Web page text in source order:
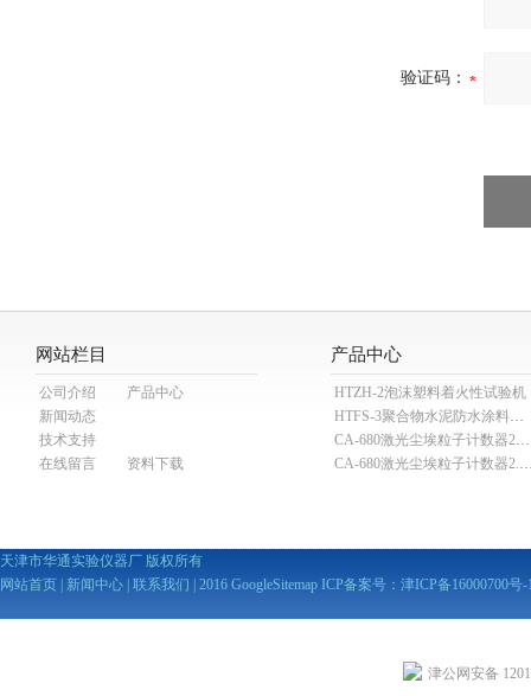
验证码：
网站栏目
公司介绍
产品中心
新闻动态
技术支持
在线留言
资料下载
产品中心
HTZH-2泡沫塑料着火性试验机
HTFS-3聚合物水泥防水涂料分散机
CA-680激光尘埃粒子计数器28.3L
CA-680激光尘埃粒子
天津市华通实验仪器厂 版权所有
网站首页
新闻中心 联系我们 | 2016 GoogleSitemap ICP备案号： 津ICP备16000700号-
津公网安备